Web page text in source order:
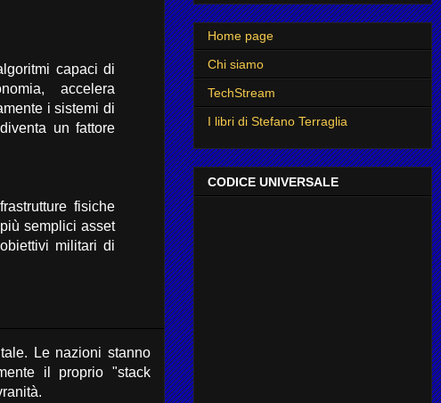
capaci di
accelera
i sistemi di
un fattore
fisiche
semplici asset
militari di
Le nazioni stanno
il proprio "stack
Home page
Chi siamo
TechStream
I libri di Stefano Terraglia
CODICE UNIVERSALE